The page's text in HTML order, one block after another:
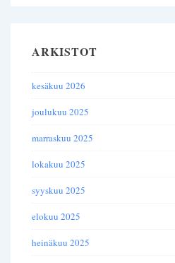
ARKISTOT
kesäkuu 2026
joulukuu 2025
marraskuu 2025
lokakuu 2025
syyskuu 2025
elokuu 2025
heinäkuu 2025